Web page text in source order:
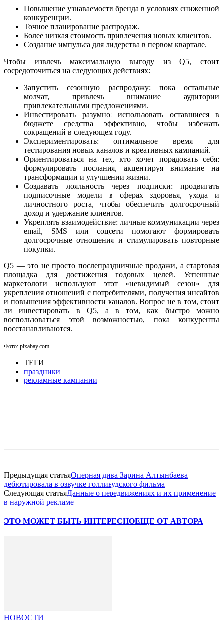
Повышение узнаваемости бренда в условиях сниженной
конкуренции.
Точное планирование распродаж.
Более низкая стоимость привлечения новых клиентов.
Создание импульса для лидерства в первом квартале.
Чтобы извлечь максимальную выгоду из Q5, стоит
сосредоточиться на следующих действиях:
Запустить сезонную распродажу: пока остальные
молчат, привлечь внимание аудитории
привлекательными предложениями.
Инвестировать разумно: использовать оставшиеся в
бюджете средства эффективно, чтобы избежать
сокращений в следующем году.
Экспериментировать: оптимальное время для
тестирования новых каналов и креативных кампаний.
Ориентироваться на тех, кто хочет порадовать себя:
формулировать послания, акцентируя внимание на
трансформации и улучшении жизни.
Создавать лояльность через подписки: продвигать
подписочные модели в сферах здоровья, ухода и
личностного роста, чтобы обеспечить долгосрочный
доход и удержание клиентов.
Укреплять взаимодействие: личные коммуникации через
email, SMS или соцсети помогают формировать
долгосрочные отношения и стимулировать повторные
покупки.
Q5 — это не просто послепраздничные продажи, а стартовая
площадка для достижения годовых целей. Успешные
маркетологи используют этот «невидимый сезон» для
укрепления отношений с потребителями, получения инсайтов
и повышения эффективности каналов. Вопрос не в том, стоит
ли инвестировать в Q5, а в том, как быстро можно
воспользоваться этой возможностью, пока конкуренты
восстанавливаются.
Фото: pixabay.com
ТЕГИ
праздники
рекламные кампании
Предыдущая статьяОперная дива Зарина Алтынбаева
дебютировала в озвучке голливудского фильма
Следующая статьяДанные о передвижениях и их применение
в наружной рекламе
ЭТО МОЖЕТ БЫТЬ ИНТЕРЕСНОЕЩЕ ОТ АВТОРА
НОВОСТИ